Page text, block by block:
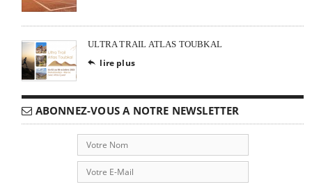
ULTRA TRAIL ATLAS TOUBKAL
 lire plus
ABONNEZ-VOUS A NOTRE NEWSLETTER